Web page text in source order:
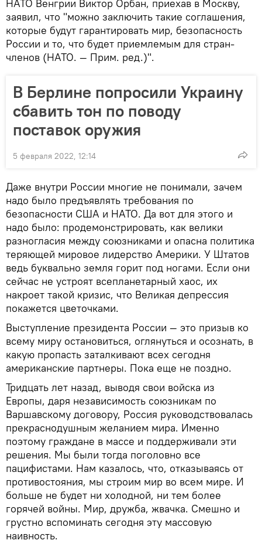
НАТО Венгрии Виктор Орбан, приехав в Москву,
заявил, что "можно заключить такие соглашения,
которые будут гарантировать мир, безопасность
России и то, что будет приемлемым для стран-
членов (НАТО. — Прим. ред.)".
В Берлине попросили Украину
сбавить тон по поводу
поставок оружия
5 февраля 2022, 12:14
Даже внутри России многие не понимали, зачем
надо было предъявлять требования по
безопасности США и НАТО. Да вот для этого и
надо было: продемонстрировать, как велики
разногласия между союзниками и опасна политика
теряющей мировое лидерство Америки. У Штатов
ведь буквально земля горит под ногами. Если они
сейчас не устроят всепланетарный хаос, их
накроет такой кризис, что Великая депрессия
покажется цветочками.
Выступление президента России — это призыв ко
всему миру остановиться, оглянуться и осознать, в
какую пропасть заталкивают всех сегодня
американские партнеры. Пока еще не поздно.
Тридцать лет назад, выводя свои войска из
Европы, даря независимость союзникам по
Варшавскому договору, Россия руководствовалась
прекраснодушным желанием мира. Именно
поэтому граждане в массе и поддерживали эти
решения. Мы были тогда поголовно все
пацифистами. Нам казалось, что, отказываясь от
противостояния, мы строим мир во всем мире. И
больше не будет ни холодной, ни тем более
горячей войны. Мир, дружба, жвачка. Смешно и
грустно вспоминать сегодня эту массовую
наивность.